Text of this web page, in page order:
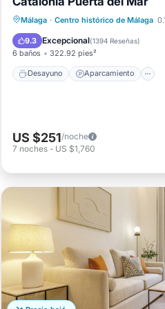
Málaga · Centro histórico de Málaga
9.3 Excepcional(1394 Reseñas)
6 baños 322.92 pies²
Desayuno Aparcamiento
Desayuno
Aire acondicionado
US $251/noche
7 noches - US $1,760